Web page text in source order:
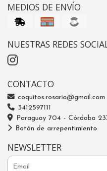
MEDIOS DE ENVÍO
NUESTRAS REDES
CONTACTO
coquitos.rosario@gmail.com
3412597111
Paraguay 704 - Córdoba
Botón de arrepentimiento
NEWSLETTER